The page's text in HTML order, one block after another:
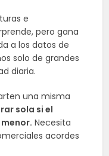
e
pero gana
a los datos de
solo de grandes
diaria.
una misma
sola si el
Necesita
acordes